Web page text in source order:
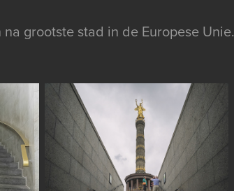
grootste stad in de Europese Unie.